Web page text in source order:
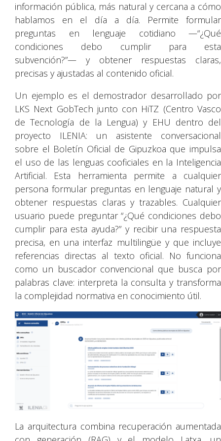
información pública, más natural y cercana a cómo
hablamos en el día a día. Permite formular
preguntas en lenguaje cotidiano —“¿Qué
condiciones debo cumplir para esta
subvención?”— y obtener respuestas claras,
precisas y ajustadas al contenido oficial.
Un ejemplo es el demostrador desarrollado por
LKS Next GobTech junto con HiTZ (Centro Vasco
de Tecnología de la Lengua) y EHU dentro del
proyecto ILENIA: un asistente conversacional
sobre el Boletín Oficial de Gipuzkoa que impulsa
el uso de las lenguas cooficiales en la Inteligencia
Artificial. Esta herramienta permite a cualquier
persona formular preguntas en lenguaje natural y
obtener respuestas claras y trazables. Cualquier
usuario puede preguntar “¿Qué condiciones debo
cumplir para esta ayuda?” y recibir una respuesta
precisa, en una interfaz multilingüe y que incluye
referencias directas al texto oficial. No funciona
como un buscador convencional que busca por
palabras clave: interpreta la consulta y transforma
la complejidad normativa en conocimiento útil.
La arquitectura combina recuperación aumentada